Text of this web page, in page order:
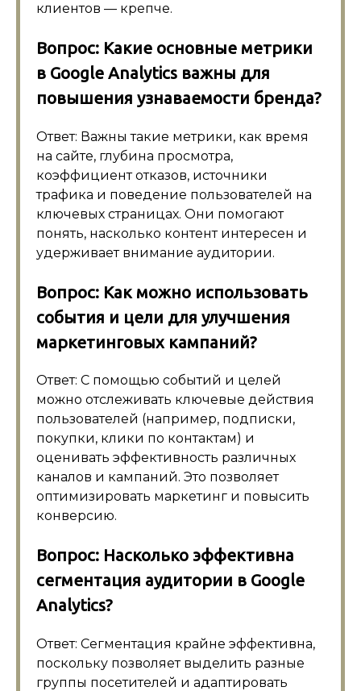
клиентов — крепче.
Вопрос: Какие основные метрики
в Google Analytics важны для
повышения узнаваемости бренда?
Ответ: Важны такие метрики, как время
на сайте, глубина просмотра,
коэффициент отказов, источники
трафика и поведение пользователей на
ключевых страницах. Они помогают
понять, насколько контент интересен и
удерживает внимание аудитории.
Вопрос: Как можно использовать
события и цели для улучшения
маркетинговых кампаний?
Ответ: С помощью событий и целей
можно отслеживать ключевые действия
пользователей (например, подписки,
покупки, клики по контактам) и
оценивать эффективность различных
каналов и кампаний. Это позволяет
оптимизировать маркетинг и повысить
конверсию.
Вопрос: Насколько эффективна
сегментация аудитории в Google
Analytics?
Ответ: Сегментация крайне эффективна,
поскольку позволяет выделить разные
группы посетителей и адаптировать